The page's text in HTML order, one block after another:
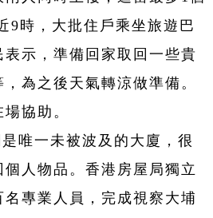
9時，大批住戶乘坐旅遊巴
示，準備回家取回一些貴
為之後天氣轉涼做準備。
協助。
唯一未被波及的大廈，很
人物品。香港房屋局獨立
專業人員，完成視察大埔